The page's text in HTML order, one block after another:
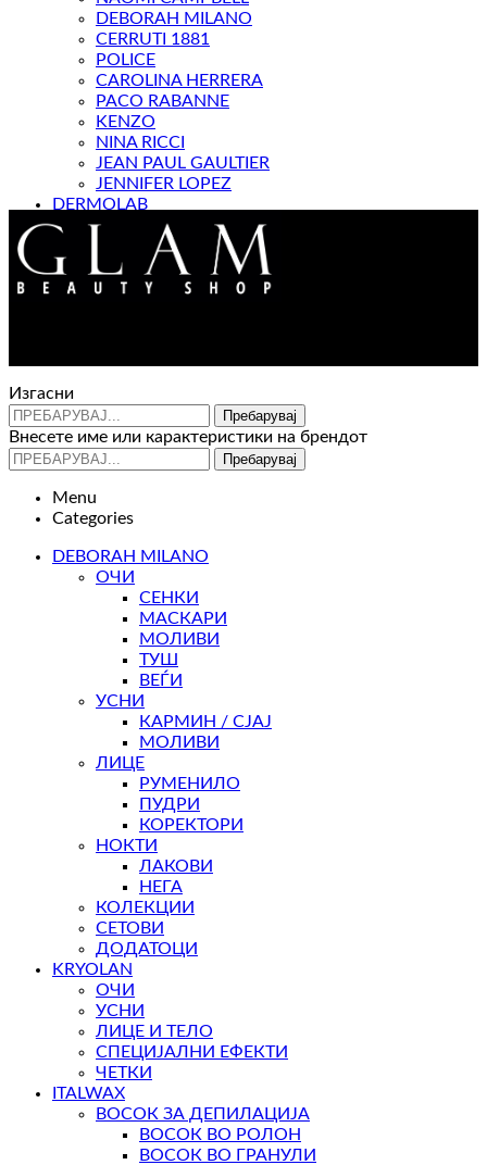
DEBORAH MILANO
CERRUTI 1881
POLICE
CAROLINA HERRERA
PACO RABANNE
KENZO
NINA RICCI
JEAN PAUL GAULTIER
JENNIFER LOPEZ
DERMOLAB
МАГАЗИН
Изгасни
Пребарувај
Внесете име или карактеристики на брендот
Пребарувај
Menu
Categories
DEBORAH MILANO
ОЧИ
СЕНКИ
МАСКАРИ
МОЛИВИ
ТУШ
ВЕЃИ
УСНИ
КАРМИН / СЈАЈ
МОЛИВИ
ЛИЦЕ
РУМЕНИЛО
ПУДРИ
КОРЕКТОРИ
НОКТИ
ЛАКОВИ
НЕГА
КОЛЕКЦИИ
СЕТОВИ
ДОДАТОЦИ
KRYOLAN
ОЧИ
УСНИ
ЛИЦЕ И ТЕЛО
СПЕЦИЈАЛНИ ЕФЕКТИ
ЧЕТКИ
ITALWAX
ВОСОК ЗА ДЕПИЛАЦИЈА
ВОСОК ВО РОЛОН
ВОСОК ВО ГРАНУЛИ